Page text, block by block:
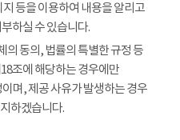
등을 이용하여 내용을 알리고
하실 수 있습니다.
의 동의, 법률의 특별한 규정 등
조에 해당하는 경우에만
며, 제공 사유가 발생하는 경우
하겠습니다.